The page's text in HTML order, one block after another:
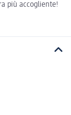
più accogliente!